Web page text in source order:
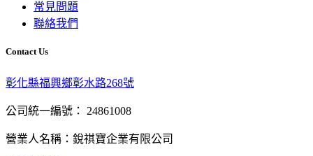
常見問題
聯絡我們
Contact Us
彰化縣福興鄉彰水路268號
公司統一編號： 24861008
營業人名稱：銳祺寶企業有限公司